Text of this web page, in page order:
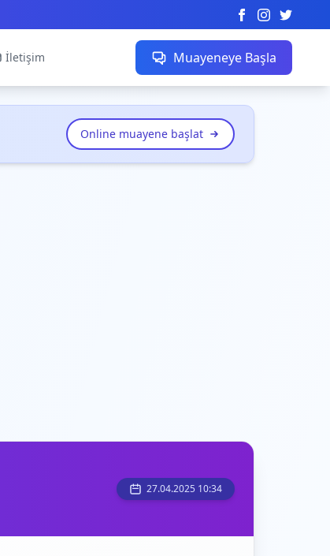
İletişim Muayeneye Başla
Online muayene başlat
27.04.2025 10:34